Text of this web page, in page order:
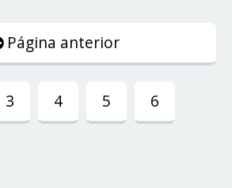
Página anterior
3 4 5 6